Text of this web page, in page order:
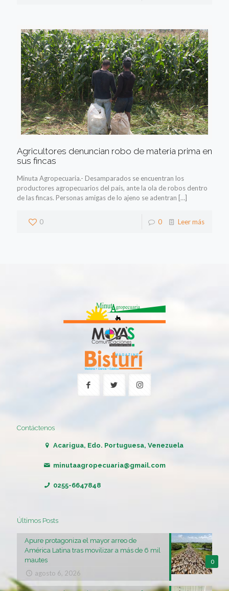
Agricultores denuncian robo de materia prima en
sus fincas
Minuta Agropecuaria.- Desamparados se encuentran los
productores agropecuarios del país, ante la ola de robos dentro
de las fincas. Personas amigas de lo ajeno se adentran […]
0 0 Leer más
Contáctenos
Acarigua, Edo. Portuguesa, Venezuela
minutaagropecuaria@gmail.com
0255-6647848
Últimos Posts
0
Apure protagoniza el mayor arreo de
América Latina tras movilizar a más de 6 mil
mautes
agosto 6, 2026